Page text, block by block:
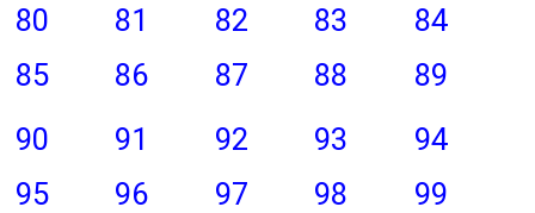
80
81 82 83
84
85
86 87 88
89
90
91 92 93
94
95
96 97 98
99